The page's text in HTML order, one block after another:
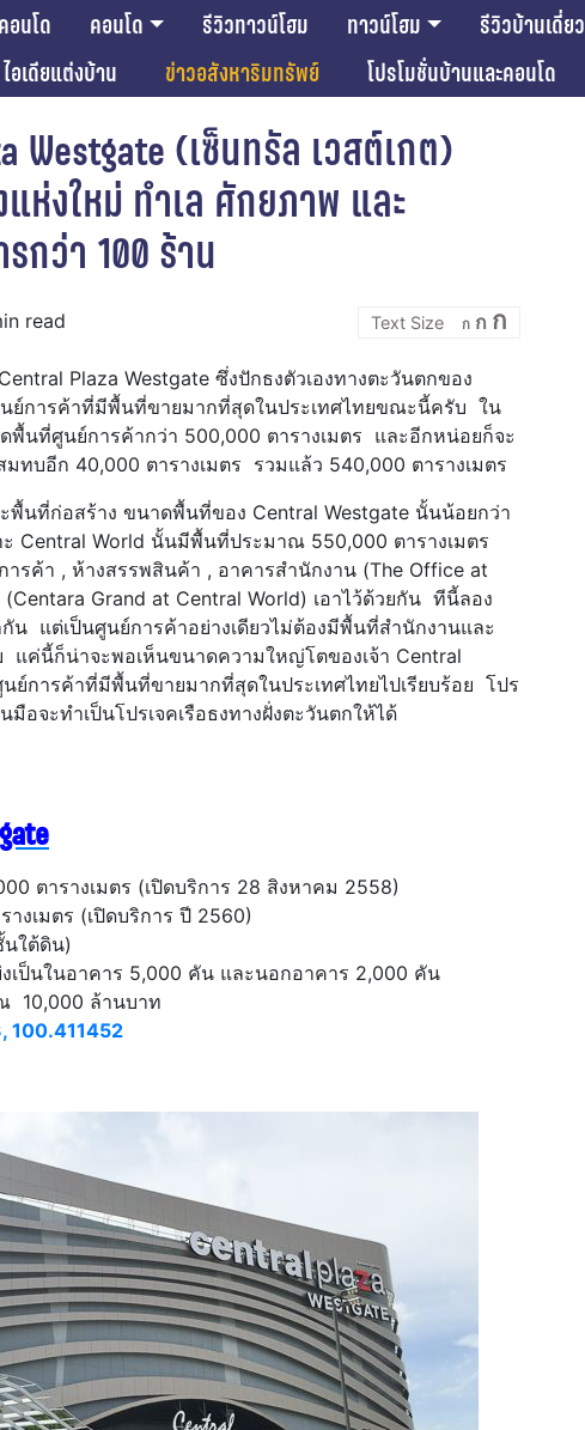
อนโด คอนโด รีวิวทาวน์โฮม ทาวน์โฮม รีวิวบ้านเดี่ยว
ไอเดียแต่งบ้าน ข่าวอสังหาริมทรัพย์ โปรโมชั่นบ้านและคอนโด
Westgate (เซ็นทรัล เวสต์เกต)
ห่งใหม่ ทำเล ศักยภาพ และ
กว่า 100 ร้าน
read ก
Decrease
font
size.
ก Reset
font
ก
Plaza Westgate ซึ่งปักธงตัวเองทางตะวันตกของ
ย์การค้าที่มีพื้นที่ขายมากที่สุดในประเทศไทยขณะนี้ครับ ใน
พื้นที่ศูนย์การค้ากว่า 500,000 ตารางเมตร และอีกหน่อยก็จะ
มทบอีก 40,000 ตารางเมตร รวมแล้ว 540,000 ตารางเมตร
พื้นที่ก่อสร้าง ขนาดพื้นที่ของ Central Westgate นั้นน้อยกว่า
Central World นั้นมีพื้นที่ประมาณ 550,000 ตารางเมตร
ารค้า , ห้างสรรพสินค้า , อาคารสำนักงาน (The Office at
Grand at Central World) เอาไว้ด้วยกัน ทีนี้ลอง
น แต่เป็นศูนย์การค้าอย่างเดียวไม่ต้องมีพื้นที่สำนักงานและ
แค่นี้ก็น่าจะพอเห็นขนาดความใหญ่โตของเจ้า Central
ย์การค้าที่มีพื้นที่ขายมากที่สุดในประเทศไทยไปเรียบร้อย โปร
อจะทำเป็นโปรเจคเรือธงทางฝั่งตะวันตกให้ได้
ตารางเมตร (เปิดบริการ 28 สิงหาคม 2558)
งเมตร (เปิดบริการ ปี 2560)
ใต้ดิน)
เป็นในอาคาร 5,000 คัน และนอกอาคาร 2,000 คัน
10,000 ล้านบาท
100.411452